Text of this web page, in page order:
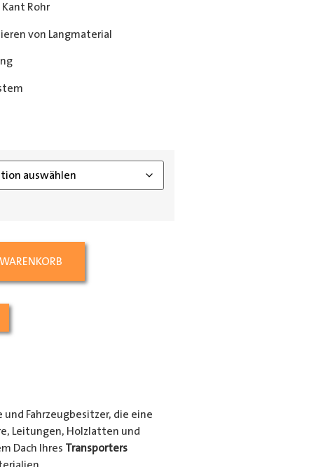
Rohr
von Langmaterial
Fahrzeugbesitzer, die eine
Leitungen, Holzlatten und
Dach Ihres Transporters